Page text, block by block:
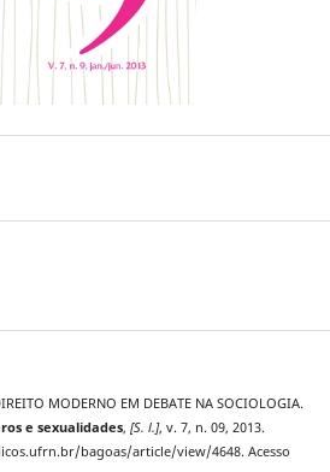
MODERNO EM DEBATE NA SOCIOLOGIA.
e sexualidades, [S. l.], v. 7, n. 09, 2013.
bagoas/article/view/4648. Acesso